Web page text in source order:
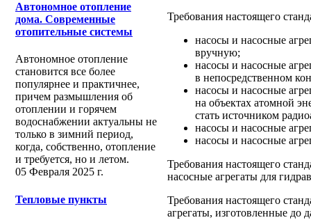
Автономное отопление
дома. Современные
отопительные системы
Автономное отопление
становится все более
популярнее и практичнее,
причем размышления об
отоплении и горячем
водоснабжении актуальны не
только в зимний период,
когда, собственно, отопление
и требуется, но и летом.
05 Февраля 2025 г.
Тепловые пункты
Требования настоящего
насосы и насосные
вручную;
насосы и насосные
в непосредственном
насосы и насосные
на объектах атомной
стать источником
насосы и насосные
насосы и насосные
Требования настоящего
насосные агрегаты для
Требования настоящего
агрегаты, изготовленные до